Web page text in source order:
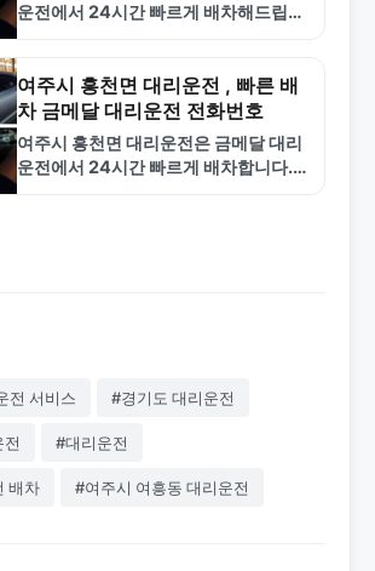
운전에서 24시간 빠르게 배차해드립니
4774로 전화하세요.
여주시 흥천면 대리운전 , 빠른 배
차 금메달 대리운전 전화번호
여주시 흥천면 대리운전은 금메달 대리
운전에서 24시간 빠르게 배차합니다.
전 서비스 #경기도 대리운전
#대리운전
배차 #여주시 여흥동 대리운전